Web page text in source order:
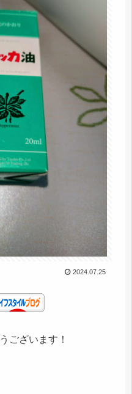
2024.07.25
ございます！